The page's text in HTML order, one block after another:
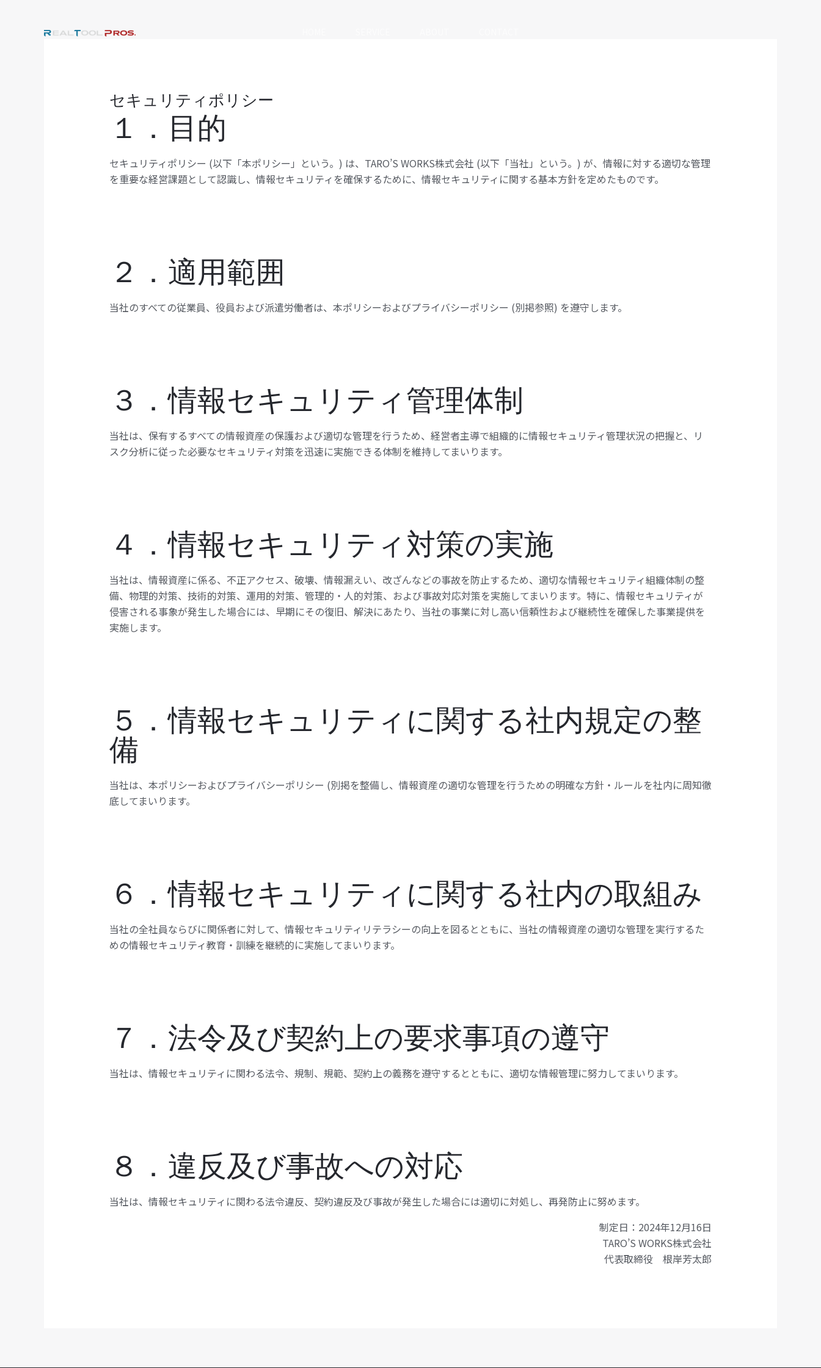
セキュリティポリシー
１．目的
セキュリティポリシー (以下「本ポリシー」という。) は、TARO’S WORKS株式会社 (以下「当社」という。) が、情報に対する適切な管理
を重要な経営課題として認識し、情報セキュリティを確保するために、情報セキュリティに関する基本方針を定めたものです。
２．適用範囲
当社のすべての従業員、役員および派遣労働者は、本ポリシーおよびプライバシーポリシー (別掲参照) を遵守します。
３．情報セキュリティ管理体制
当社は、保有するすべての情報資産の保護および適切な管理を行うため、経営者主導で組織的に情報セキュリティ管理状況の把握と、リ
スク分析に従った必要なセキュリティ対策を迅速に実施できる体制を維持してまいります。
４．情報セキュリティ対策の実施
当社は、情報資産に係る、不正アクセス、破壊、情報漏えい、改ざんなどの事故を防止するため、適切な情報セキュリティ組織体制の整
備、物理的対策、技術的対策、運用的対策、管理的・人的対策、および事故対応対策を実施してまいります。特に、情報セキュリティが
侵害される事象が発生した場合には、早期にその復旧、解決にあたり、当社の事業に対し高い信頼性および継続性を確保した事業提供を
実施します。
５．情報セキュリティに関する社内規定の整
備
当社は、本ポリシーおよびプライバシーポリシー (別掲を整備し、情報資産の適切な管理を行うための明確な方針・ルールを社内に周知徹
底してまいります。
６．情報セキュリティに関する社内の取組み
当社の全社員ならびに関係者に対して、情報セキュリティリテラシーの向上を図るとともに、当社の情報資産の適切な管理を実行するた
めの情報セキュリティ教育・訓練を継続的に実施してまいります。
７．法令及び契約上の要求事項の遵守
当社は、情報セキュリティに関わる法令、規制、規範、契約上の義務を遵守するとともに、適切な情報管理に努力してまいります。
８．違反及び事故への対応
当社は、情報セキュリティに関わる法令違反、契約違反及び事故が発生した場合には適切に対処し、再発防止に努めます。
制定日：2024年12月16日
TARO’S WORKS株式会社
代表取締役 根岸芳太郎